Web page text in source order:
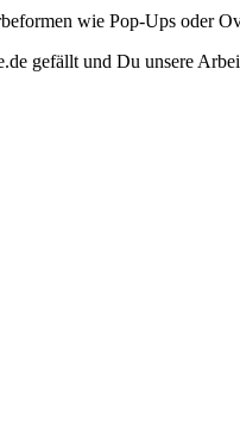
wie Pop-Ups oder
gefällt und Du unsere